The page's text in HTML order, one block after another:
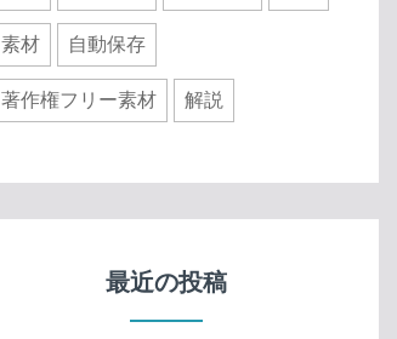
素材 自動保存
著作権フリー素材 解説
最近の投稿